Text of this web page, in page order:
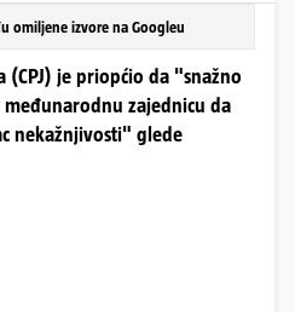
omiljene izvore na Googleu
je priopćio da "snažno
zajednicu da
nekažnjivosti" glede